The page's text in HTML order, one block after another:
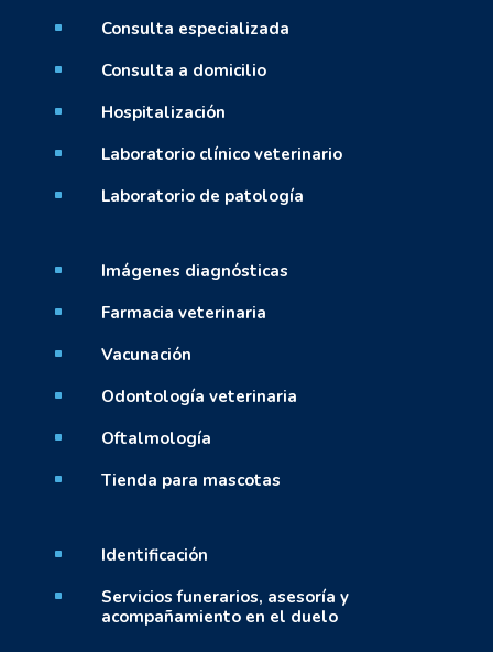
^ Consulta especializada
^ Consulta a domicilio
^ Hospitalización
^ Laboratorio clínico veterinario
^ Laboratorio de patología
^ Imágenes diagnósticas
^ Farmacia veterinaria
^ Vacunación
^ Odontología veterinaria
^ Oftalmología
^ Tienda para mascotas
^ Identificación
^
Servicios funerarios, asesoría y
acompañamiento en el duelo